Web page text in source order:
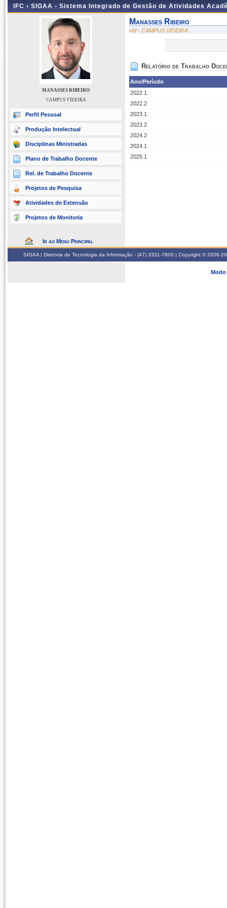
IFC › SIGAA - Sistema Integrado de Gestão de Atividades
MANASSES RIBEIRO
CAMPUS VIDEIRA
Perfil Pessoal
Produção Intelectual
Disciplinas Ministradas
Plano de Trabalho Docente
Rel. de Trabalho Docente
Projetos de Pesquisa
Atividades de Extensão
Projetos de Monitoria
Ir ao Menu Principal
Manasses Ribeiro
vid - CAMPUS VIDEIRA
Relatório de Trabalho
Ano/Período
2022.1
2022.2
2023.1
2023.2
2024.2
2024.1
2025.1
SIGAA | Diretoria de Tecnologia da Informação - (47) 3331-7800 | Copyright © 2006-
Modo